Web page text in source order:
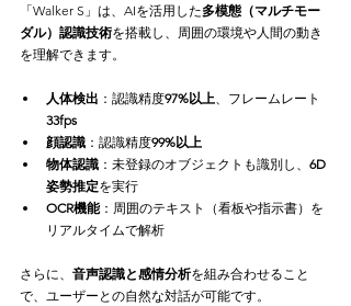
「Walker S」は、AIを活用した多模態（マルチモー
ダル）認識技術を搭載し、周囲の環境や人間の動き
を理解できます。
人体検出 ：認識精度97%以上 、フレームレート
33fps
顔認識 ：認識精度99%以上
物体認識 ：未登録のオブジェクトも識別し、 6D
姿勢推定を実行
OCR機能：周囲のテキスト（看板や指示書）を
リアルタイムで解析
さらに、 音声認識と感情分析を組み合わせること
で、ユーザーとの自然な対話が可能です。